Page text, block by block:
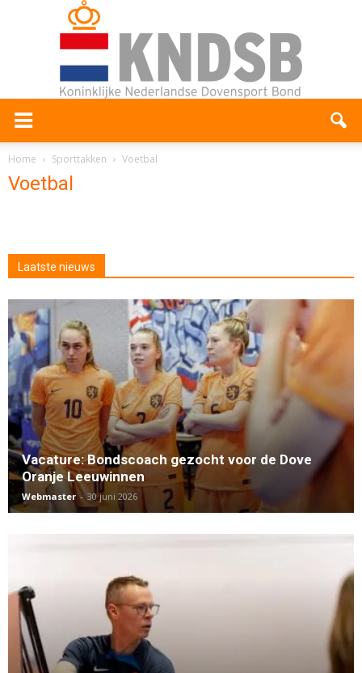
Home Sporttakken Voetbal
Voetbal
Laatste nieuws
Vacature: Bondscoach gezocht voor de Dove
Oranje Leeuwinnen
Webmaster - 30 juni 2026